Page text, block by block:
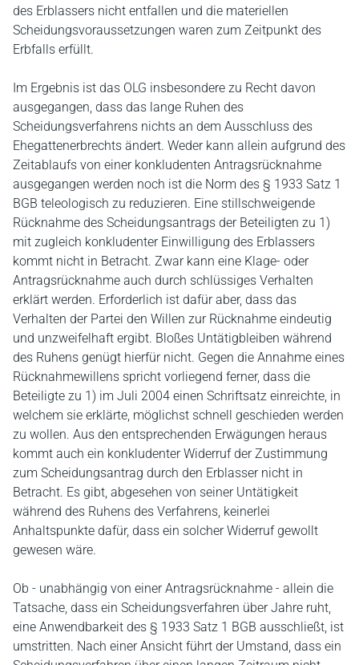
des Erblassers nicht entfallen und die materiellen
Scheidungsvoraussetzungen waren zum Zeitpunkt des
Erbfalls erfüllt.
Im Ergebnis ist das OLG insbesondere zu Recht davon
ausgegangen, dass das lange Ruhen des
Scheidungsverfahrens nichts an dem Ausschluss des
Ehegattenerbrechts ändert. Weder kann allein aufgrund des
Zeitablaufs von einer konkludenten Antragsrücknahme
ausgegangen werden noch ist die Norm des § 1933 Satz 1
BGB teleologisch zu reduzieren. Eine stillschweigende
Rücknahme des Scheidungsantrags der Beteiligten zu 1)
mit zugleich konkludenter Einwilligung des Erblassers
kommt nicht in Betracht. Zwar kann eine Klage- oder
Antragsrücknahme auch durch schlüssiges Verhalten
erklärt werden. Erforderlich ist dafür aber, dass das
Verhalten der Partei den Willen zur Rücknahme eindeutig
und unzweifelhaft ergibt. Bloßes Untätigbleiben während
des Ruhens genügt hierfür nicht. Gegen die Annahme eines
Rücknahmewillens spricht vorliegend ferner, dass die
Beteiligte zu 1) im Juli 2004 einen Schriftsatz einreichte, in
welchem sie erklärte, möglichst schnell geschieden werden
zu wollen. Aus den entsprechenden Erwägungen heraus
kommt auch ein konkludenter Widerruf der Zustimmung
zum Scheidungsantrag durch den Erblasser nicht in
Betracht. Es gibt, abgesehen von seiner Untätigkeit
während des Ruhens des Verfahrens, keinerlei
Anhaltspunkte dafür, dass ein solcher Widerruf gewollt
gewesen wäre.
Ob - unabhängig von einer Antragsrücknahme - allein die
Tatsache, dass ein Scheidungsverfahren über Jahre ruht,
eine Anwendbarkeit des § 1933 Satz 1 BGB ausschließt, ist
umstritten. Nach einer Ansicht führt der Umstand, dass ein